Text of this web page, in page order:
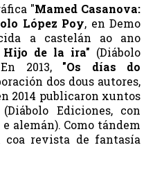
"Mamed Casanova:
López Poy, en Demo
a castelán ao ano
de la ira" (Diábolo
2013, "Os días do
dos dous autores,
2014 publicaron xuntos
Ediciones, con
alemán). Como tándem
coa revista de fantasía